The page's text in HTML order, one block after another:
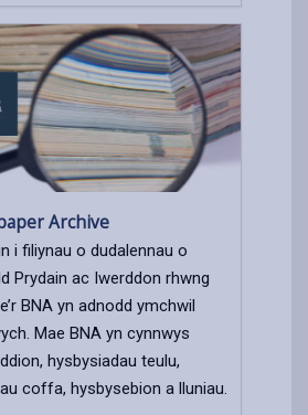
Archive
i filiynau o dudalennau o
Prydain ac Iwerddon rhwng
BNA yn adnodd ymchwil
Mae BNA yn cynnwys
hysbysiadau teulu,
coffa, hysbysebion a lluniau.